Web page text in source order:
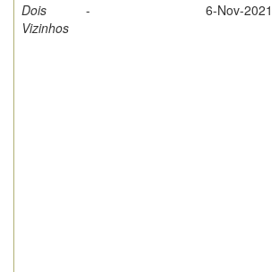
Dois
Vizinhos
- 6-Nov-2021